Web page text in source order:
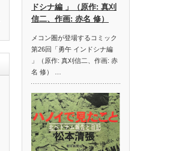
ドシナ編 」（原作: 真刈
信二、作画: 赤名 修）
メコン圏が登場するコミック
第26回「勇午 インドシナ編
」（原作: 真刈信二、作画: 赤
名 修） …